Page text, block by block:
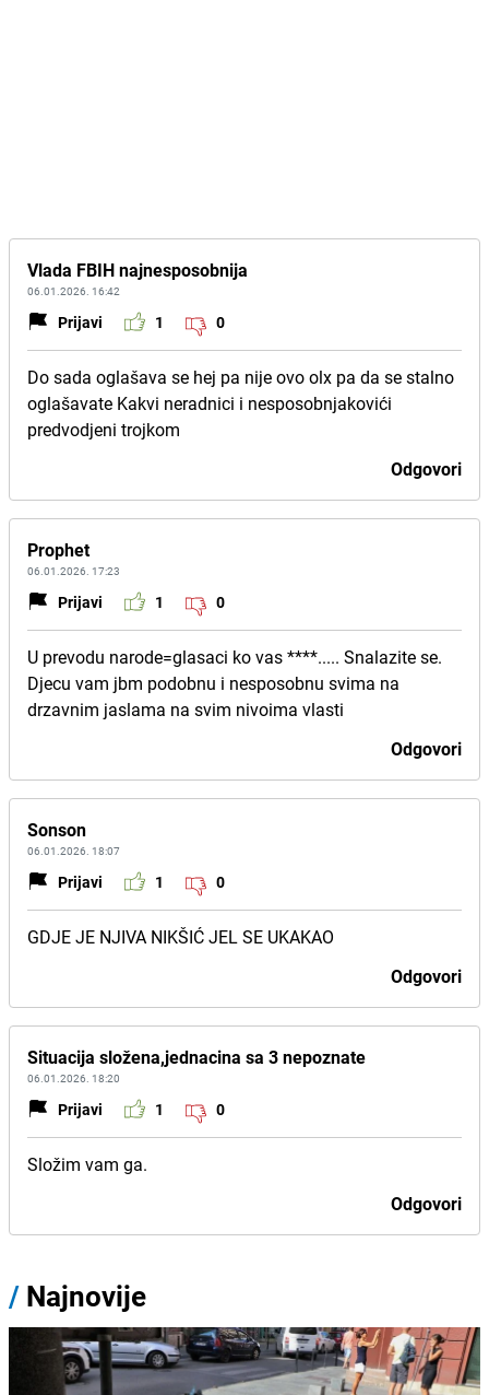
Vlada FBIH najnesposobnija
06.01.2026. 16:42
Prijavi 1 0
Do sada oglašava se hej pa nije ovo olx pa da se stalno
oglašavate Kakvi neradnici i nesposobnjakovići
predvodjeni trojkom
Odgovori
Prophet
06.01.2026. 17:23
Prijavi 1 0
U prevodu narode=glasaci ko vas ****..... Snalazite se.
Djecu vam jbm podobnu i nesposobnu svima na
drzavnim jaslama na svim nivoima vlasti
Odgovori
Sonson
06.01.2026. 18:07
Prijavi 1 0
GDJE JE NJIVA NIKŠIĆ JEL SE UKAKAO
Odgovori
Situacija složena,jednacina sa 3 nepoznate
06.01.2026. 18:20
Prijavi 1 0
Složim vam ga.
Odgovori
/ Najnovije